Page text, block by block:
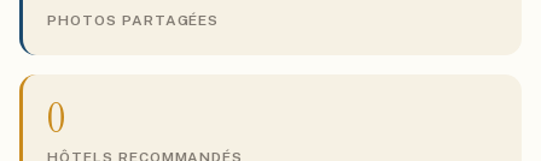
PHOTOS PARTAGÉES
0
HÔTELS RECOMMANDÉS